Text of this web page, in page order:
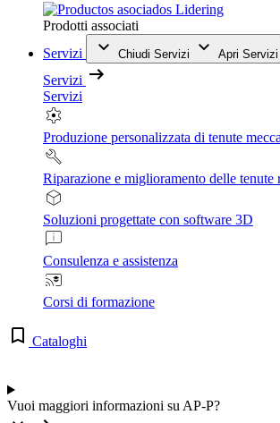
Prodotti associati
Servizi
Chiudi Servizi Apri Servizi
Servizi
Servizi
Produzione personalizzata di tenute
Riparazione e miglioramento delle tenute
Soluzioni progettate con software 3D
Consulenza e assistenza
Corsi di formazione
Cataloghi
Vuoi maggiori informazioni su AP-P?